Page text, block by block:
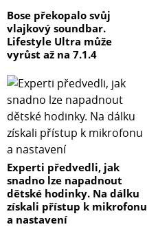
Bose překopalo svůj
vlajkový soundbar.
Lifestyle Ultra může
vyrůst až na 7.1.4
Experti předvedli, jak
snadno lze napadnout
dětské hodinky. Na dálku
získali přístup k mikrofonu
a nastavení